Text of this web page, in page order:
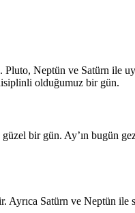
Pluto, Neptün ve Satürn ile
olduğumuz bir gün.
bir gün. Ay’ın bugün
Ayrıca Satürn ve Neptün ile